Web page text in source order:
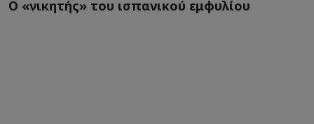
Ο «νικητής» του ισπανικού εμφυλίου